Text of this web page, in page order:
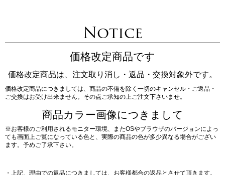
Notice
価格改定商品です
価格改定商品は、注文取り消し・返品・交換対象外です。
価格改定商品につきましては、商品の不備を除く一切のキャンセル・ご返品・
ご交換はお受け出来ません。その点ご承知の上ご注文下さいませ。
商品カラー画像につきまして
※お客様のご利用されるモニター環境、またOSやブラウザのバージョンによっ
ても画面上ご覧になっている色と、実際の商品の色が多少異なる場合がござい
ます。予めご了承下さい。
・上記、理由での返品につきましては、お客様都合の返品とさせて頂きます。